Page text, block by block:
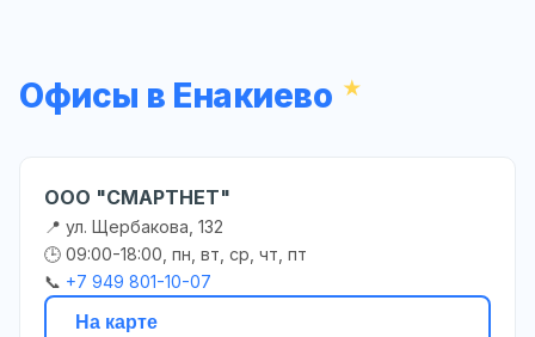
Офисы в Енакиево
ООО "СМАРТНЕТ"
📍 ул. Щербакова, 132
🕒 09:00-18:00, пн, вт, ср, чт, пт
📞 +7 949 801-10-07
На карте